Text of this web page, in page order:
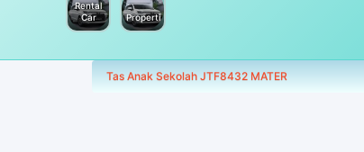
Rental
Car
Properti
Tas Anak Sekolah JTF8432 MATER